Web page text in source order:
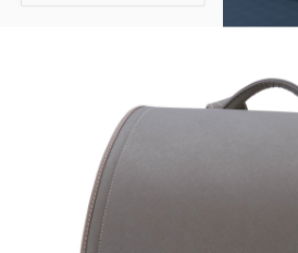
ピンクゴールド×ハート